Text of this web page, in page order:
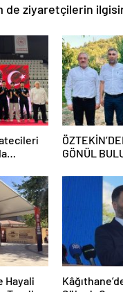
de ziyaretçilerin
GÖNÜL
Hayali